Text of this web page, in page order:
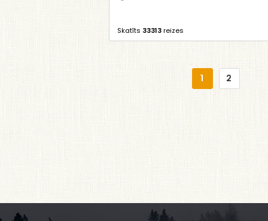
Skatīts 33313reizes
1 2